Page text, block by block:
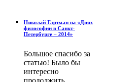
Николай Гартман на «Днях
философии в Санкт-
Петербурге – 2014»
Большое спасибо за
статью! Было бы
интересно